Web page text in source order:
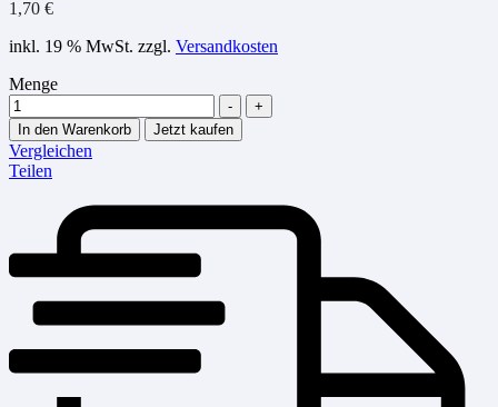
1,70 €
inkl. 19 % MwSt. zzgl. Versandkosten
Menge
-
+
In den Warenkorb
Jetzt kaufen
Vergleichen
Teilen